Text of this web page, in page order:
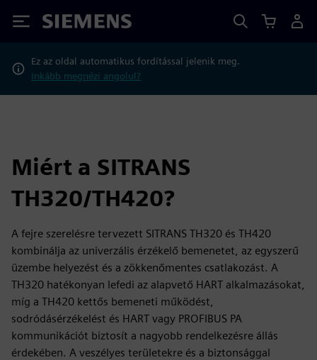
Siemens
Ez az oldal automatikus fordítással jelenik meg.
Inkább megnézi angolul?
Miért a SITRANS
TH320/TH420?
A fejre szerelésre tervezett SITRANS TH320 és TH420
kombinálja az univerzális érzékelő bemenetet, az egyszerű
üzembe helyezést és a zökkenőmentes csatlakozást. A
TH320 hatékonyan lefedi az alapvető HART alkalmazásokat,
míg a TH420 kettős bemeneti működést,
sodródásérzékelést és HART vagy PROFIBUS PA
kommunikációt biztosít a nagyobb rendelkezésre állás
érdekében. A veszélyes területekre és a biztonsággal